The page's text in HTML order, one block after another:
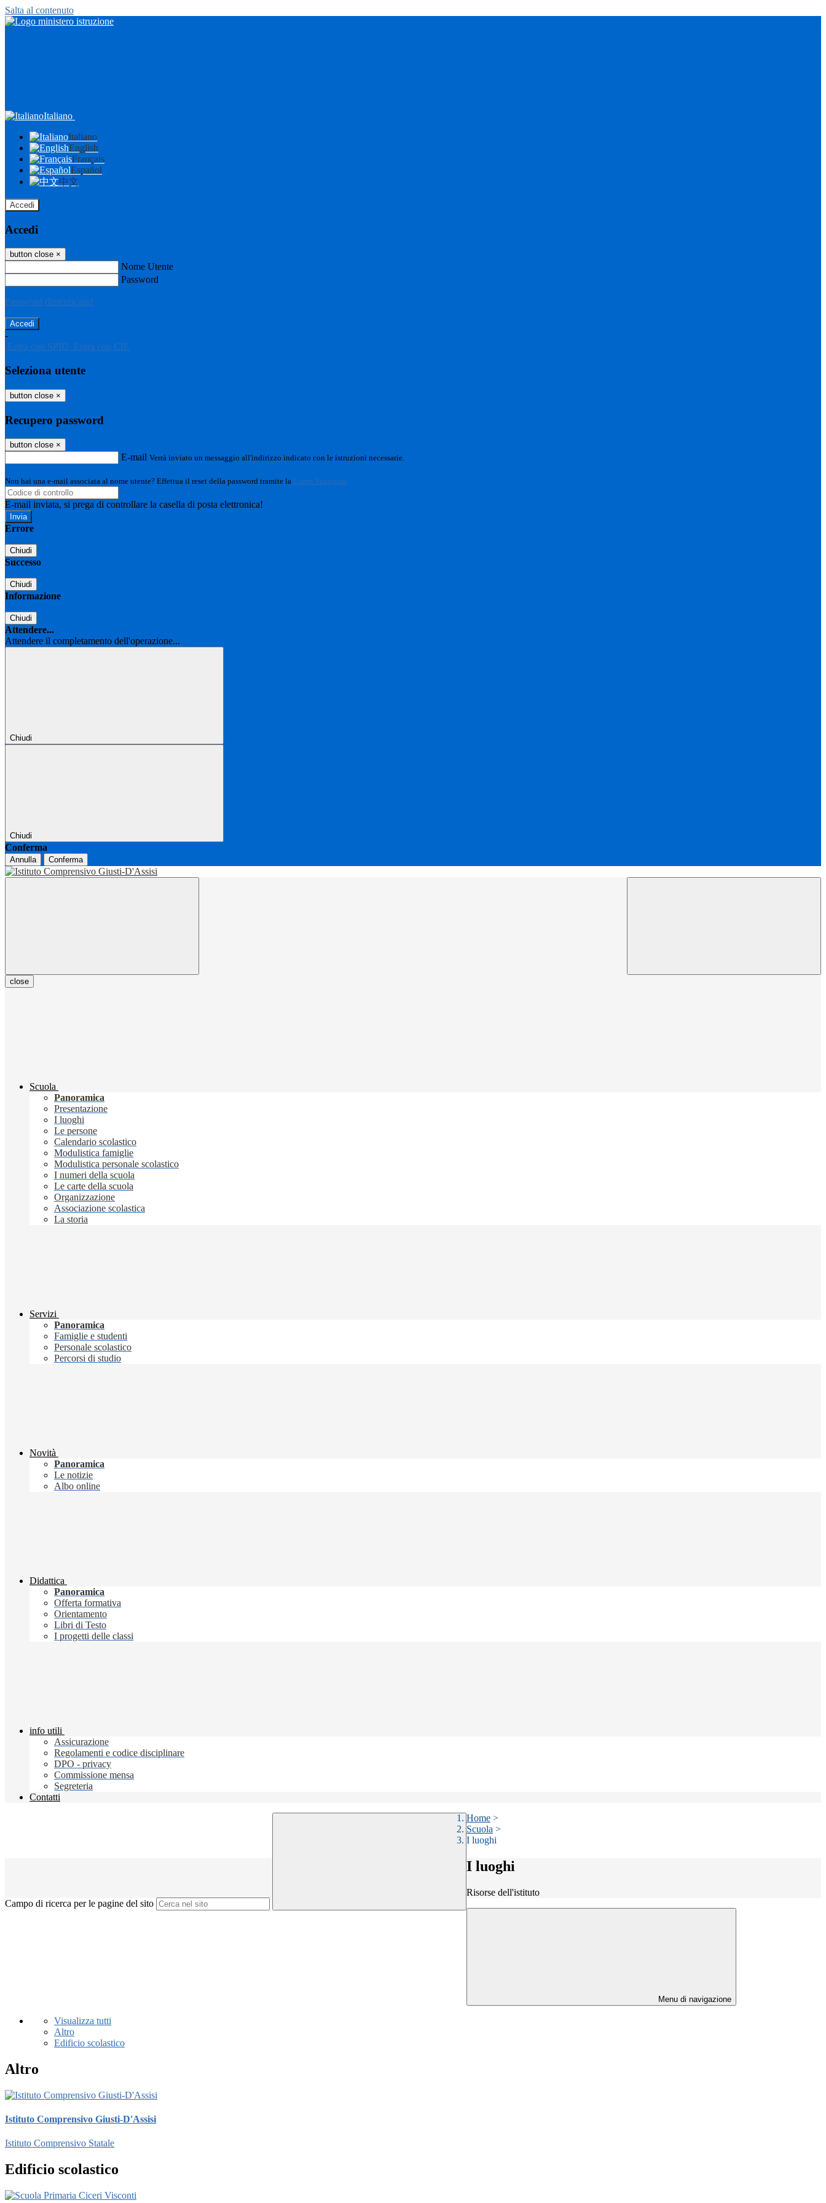
Salta al contenuto
Italiano
Italiano
English
Français
Español
中文
Accedi
Accedi
button close ×
Nome Utente
Password
Password dimenticata?
-
Entra con SPID Entra con CIE
Seleziona utente
button close ×
Recupero password
button close ×
E-mail Verrà inviato un messaggio all'indirizzo indicato con le istruzioni necessarie.
Non hai una e-mail associata al nome utente? Effettua il reset della password tramite la Login Spaggiari
E-mail inviata, si prega di controllare la casella di posta elettronica!
Errore
Chiudi
Successo
Chiudi
Informazione
Chiudi
Attendere...
Attendere il completamento dell'operazione...
Chiudi
Chiudi
Conferma
Annulla Conferma
close
Scuola
Panoramica
Presentazione
I luoghi
Le persone
Calendario scolastico
Modulistica famiglie
Modulistica personale scolastico
I numeri della scuola
Le carte della scuola
Organizzazione
Associazione scolastica
La storia
Servizi
Panoramica
Famiglie e studenti
Personale scolastico
Percorsi di studio
Novità
Panoramica
Le notizie
Albo online
Didattica
Panoramica
Offerta formativa
Orientamento
Libri di Testo
I progetti delle classi
info utili
Assicurazione
Regolamenti e codice disciplinare
DPO - privacy
Commissione mensa
Segreteria
Contatti
Campo di ricerca per le pagine del sito
Home >
Scuola >
I luoghi
I luoghi
Risorse dell'istituto
Menu di navigazione
Visualizza tutti
Altro
Edificio scolastico
Altro
Istituto Comprensivo Giusti-D'Assisi
Istituto Comprensivo Statale
Edificio scolastico